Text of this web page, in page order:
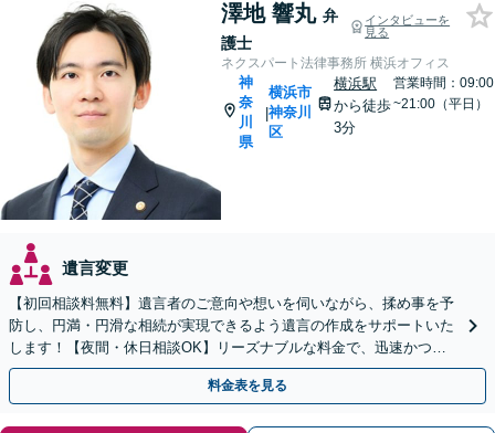
澤地 響丸 弁
護士
インタビューを
見る
ネクスパート法律事務所 横浜オフィス
神
奈
川
県
|
横浜市
神奈川
区
横浜駅
から徒歩
3分
営業時間：09:00
~21:00（平日）
遺言変更
【初回相談料無料】遺言者のご意向や想いを伺いながら、揉め事を予
防し、円満・円滑な相続が実現できるよう遺言の作成をサポートいた
します！【夜間・休日相談OK】リーズナブルな料金で、迅速かつス
ピーディーにまごころを持って対応させて頂きます。
料金表を見る